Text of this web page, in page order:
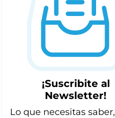
¡Suscribite al
Newsletter!
Lo que necesitas saber,